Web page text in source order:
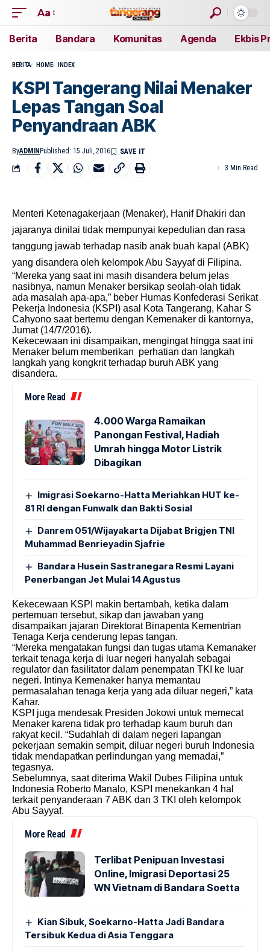
Aa
Berita Bandara Komunitas Agenda Ekbis
BERITA HOME INDEX
KSPI Tangerang Nilai Menaker
Lepas Tangan Soal
Penyandraan ABK
ByADMIN Published: 15 Juli, 2016
3 Min Read
Menteri Ketenagakerjaan (Menaker), Hanif Dhakiri dan
jajaranya dinilai tidak mempunyai kepedulian dan rasa
tanggung jawab terhadap nasib anak buah kapal (ABK)
yang disandera oleh kelompok Abu Sayyaf di Filipina.
“Mereka yang saat ini masih disandera belum jelas
nasibnya, namun Menaker bersikap seolah-olah tidak
ada masalah apa-apa,” beber Humas Konfederasi Serikat
Pekerja Indonesia (KSPI) asal Kota Tangerang, Kahar S
Cahyono saat bertemu dengan Kemenaker di kantornya,
Jumat (14/7/2016).
Kekecewaan ini disampaikan, mengingat hingga saat ini
Menaker belum memberikan perhatian dan langkah
langkah yang kongkrit terhadap buruh ABK yang
disandera.
More Read
4.000 Warga Ramaikan
Panongan Festival, Hadiah
Umrah hingga Motor Listrik
Dibagikan
Imigrasi Soekarno-Hatta Meriahkan HUT ke-
81 RI dengan Funwalk dan Bakti Sosial
Danrem 051/Wijayakarta Dijabat Brigjen TNI
Muhammad Benrieyadin Sjafrie
Bandara Husein Sastranegara Resmi Layani
Penerbangan Jet Mulai 14 Agustus
Kekecewaan KSPI makin bertambah, ketika dalam
pertemuan tersebut, sikap dan jawaban yang
disampaikan jajaran Direktorat Binapenta Kementrian
Tenaga Kerja cenderung lepas tangan.
“Mereka mengatakan fungsi dan tugas utama Kemanaker
terkait tenaga kerja di luar negeri hanyalah sebagai
regulator dan fasilitator dalam penempatan TKI ke luar
negeri. Intinya Kemenaker hanya memantau
permasalahan tenaga kerja yang ada diluar negeri,” kata
Kahar.
KSPI juga mendesak Presiden Jokowi untuk memecat
Menaker karena tidak pro terhadap kaum buruh dan
rakyat kecil. “Sudahlah di dalam negeri lapangan
pekerjaan semakin sempit, diluar negeri buruh Indonesia
tidak mendapatkan perlindungan yang memadai,”
tegasnya.
Sebelumnya, saat diterima Wakil Dubes Filipina untuk
Indonesia Roberto Manalo, KSPI menekankan 4 hal
terkait penyanderaan 7 ABK dan 3 TKI oleh kelompok
Abu Sayyaf.
More Read
Terlibat Penipuan Investasi
Online, Imigrasi Deportasi 25
WN Vietnam di Bandara Soetta
Kian Sibuk, Soekarno-Hatta Jadi Bandara
Tersibuk Kedua di Asia Tenggara